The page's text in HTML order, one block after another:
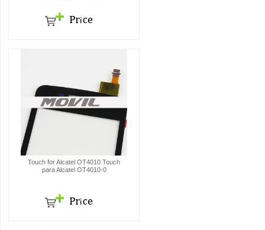
Touch for Alcatel OT4010 Touch
para Alcatel OT4010-0